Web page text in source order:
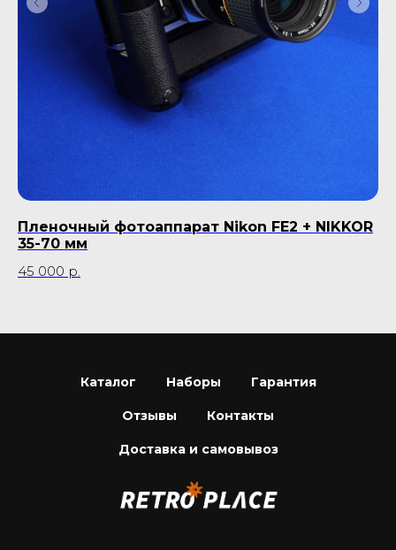
Пленочный фотоаппарат Nikon FE2 + NIKKOR
35-70 мм
45 000 р.
Каталог Наборы Гарантия
Отзывы Контакты
Доставка и самовывоз